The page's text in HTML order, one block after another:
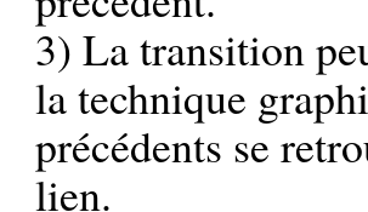
3) La transition
la technique
précédents se
lien.